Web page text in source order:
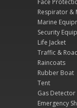
Face
Respirator &
Marine
Security
Life Jacket
Traffic &
Raincoats
Rubber Boat
Tent
Gas Detector
Emergency